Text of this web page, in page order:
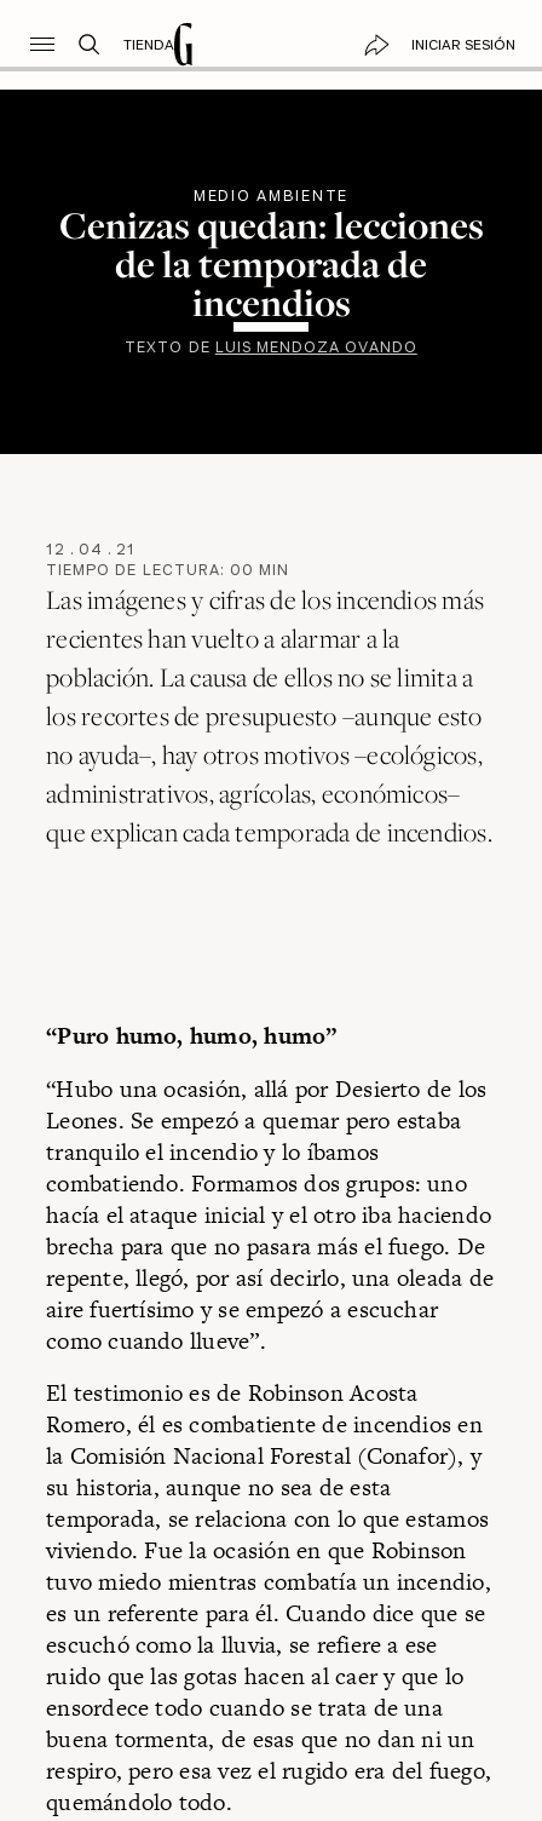
TIENDA INICIAR SESIÓN
MEDIO AMBIENTE
Cenizas quedan: lecciones
de la temporada de
incendios
TEXTO DE LUIS MENDOZA OVANDO
12 . 04 . 21
TIEMPO DE LECTURA: 00 MIN
Las imágenes y cifras de los incendios más
recientes han vuelto a alarmar a la
población. La causa de ellos no se limita a
los recortes de presupuesto –aunque esto
no ayuda–, hay otros motivos –ecológicos,
administrativos, agrícolas, económicos–
que explican cada temporada de incendios.
“Puro humo, humo, humo”
“Hubo una ocasión, allá por Desierto de los
Leones. Se empezó a quemar pero estaba
tranquilo el incendio y lo íbamos
combatiendo. Formamos dos grupos: uno
hacía el ataque inicial y el otro iba haciendo
brecha para que no pasara más el fuego. De
repente, llegó, por así decirlo, una oleada de
aire fuertísimo y se empezó a escuchar
como cuando llueve”.
El testimonio es de Robinson Acosta
Romero, él es combatiente de incendios en
la Comisión Nacional Forestal (Conafor), y
su historia, aunque no sea de esta
temporada, se relaciona con lo que estamos
viviendo. Fue la ocasión en que Robinson
tuvo miedo mientras combatía un incendio,
es un referente para él. Cuando dice que se
escuchó como la lluvia, se refiere a ese
ruido que las gotas hacen al caer y que lo
ensordece todo cuando se trata de una
buena tormenta, de esas que no dan ni un
respiro, pero esa vez el rugido era del fuego,
quemándolo todo.